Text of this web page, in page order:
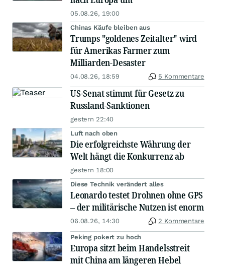
05.08.26, 19:00
Chinas Käufe bleiben aus
Trumps "goldenes Zeitalter" wird
für Amerikas Farmer zum
Milliarden-Desaster
04.08.26, 18:59 5 Kommentare
US-Senat stimmt für Gesetz zu
Russland-Sanktionen
gestern 22:40
Luft nach oben
Die erfolgreichste Währung der
Welt hängt die Konkurrenz ab
gestern 18:00
Diese Technik verändert alles
Leonardo testet Drohnen ohne GPS
– der militärische Nutzen ist enorm
06.08.26, 14:30 2 Kommentare
Peking pokert zu hoch
Europa sitzt beim Handelsstreit
mit China am längeren Hebel